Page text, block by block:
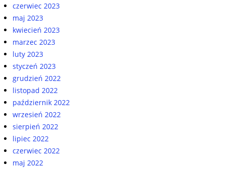
czerwiec 2023
maj 2023
kwiecień 2023
marzec 2023
luty 2023
styczeń 2023
grudzień 2022
listopad 2022
październik 2022
wrzesień 2022
sierpień 2022
lipiec 2022
czerwiec 2022
maj 2022